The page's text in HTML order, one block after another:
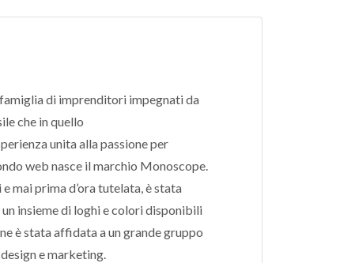
di imprenditori impegnati da
che in quello
unita alla passione per
web nasce il marchio Monoscope.
mai prima d’ora tutelata, è stata
insieme di loghi e colori disponibili
è stata affidata a un grande gruppo
e marketing.